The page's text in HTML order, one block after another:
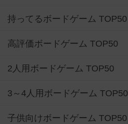
持ってるボードゲーム TOP50
高評価ボードゲーム TOP50
2人用ボードゲーム TOP50
3～4人用ボードゲーム TOP50
子供向けボードゲーム TOP50